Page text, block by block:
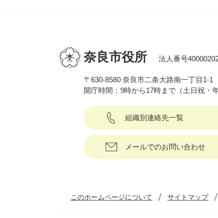
奈良市役所 法人番号
〒630-8580 奈良市二条大路南一丁目1-1
開庁時間：9時から17時まで（土日祝・
組織別連絡先一覧
メールでのお問い合わせ
このホームページについて サイトマップ